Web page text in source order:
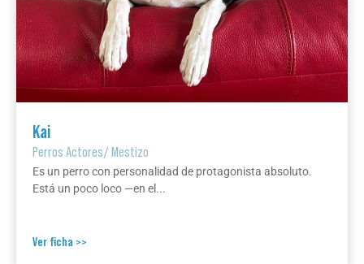
Kai
Perros Actores/Mestizo
Es un perro con personalidad de protagonista absoluto.
Está un poco loco —en el...
Ver ficha >>